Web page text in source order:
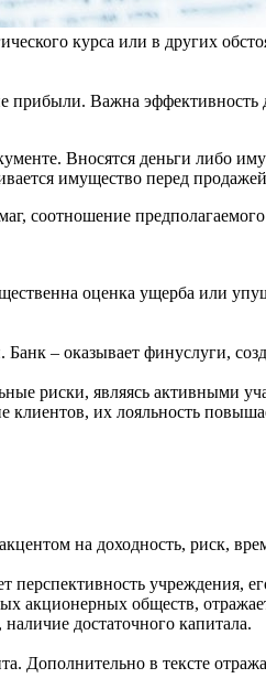
курса или в других
Важна эффективность
Вносятся деньги либо
имущество перед
соотношение
оценка ущерба или
– оказывает финуслуги,
риски, являясь активными
их лояльность
на доходность, риск,
учреждения,
акционерных обществ,
достаточного капитала.
Дополнительно в тексте